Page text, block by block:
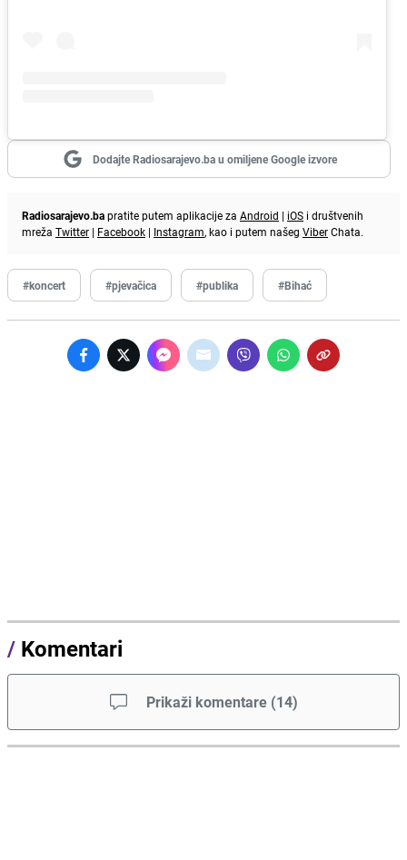
Dodajte Radiosarajevo.ba u omiljene Google izvore
Radiosarajevo.bapratite putem aplikacije za Android | iOS i društvenih
mreža Twitter | Facebook | Instagram, kao i putem našeg ViberChata.
#koncert #pjevačica #publika #Bihać
/ Komentari
Prikaži komentare (14)